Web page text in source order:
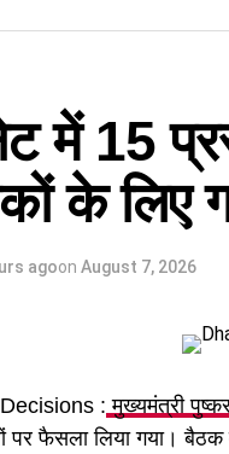
में 15
के
agoon August 7, 2026
: मुख्यमंत्री
पर फैसला लिया गया। बैठक